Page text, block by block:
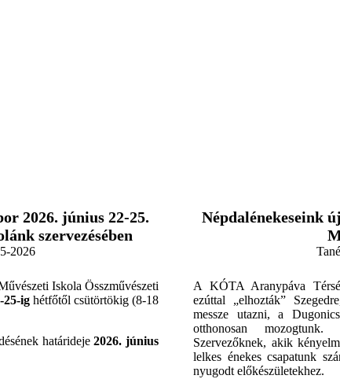
2026. június 22-25.
szervezésében
2026
Iskola Összművészeti
25-ig hétfőtől csütörtökig (8-18
határideje2026. június
Népdalénekeseink
A KÓTA Aranypáva
ezúttal „elhozták”
messze utazni, a
otthonosan
Szervezőknek, akik
lelkes énekes csapatunk
nyugodt előkészületekhez.